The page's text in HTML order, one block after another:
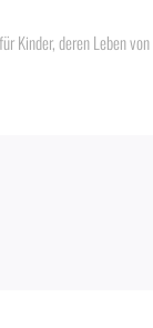
Kinder, deren Leben von